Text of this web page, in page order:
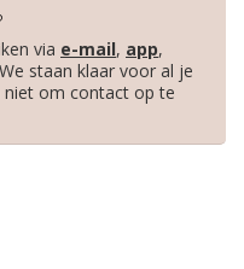
via e-mail, app,
staan klaar voor al je
om contact op te